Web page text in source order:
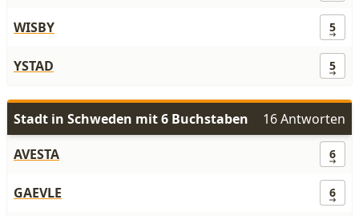
WISBY 5
YSTAD 5
Stadt in Schweden mit 6 Buchstaben
16 Antworten
AVESTA
6
GAEVLE 6